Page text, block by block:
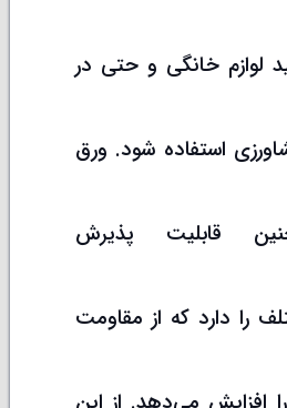
لوازم خانگی و حتی در
استفاده شود. ورق
قابلیت پذیرش
را دارد که از مقاومت